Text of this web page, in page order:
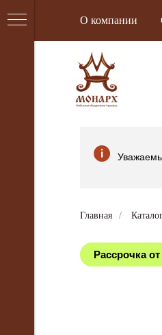
О компании
Главная /
Рассрочка